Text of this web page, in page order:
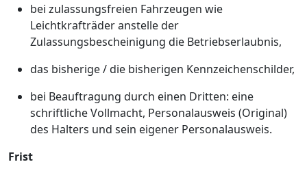
bei zulassungsfreien Fahrzeugen wie
Leichtkrafträder anstelle der
Zulassungsbescheinigung die Betriebserlaubnis,
das bisherige / die bisherigen Kennzeichenschilder,
bei Beauftragung durch einen Dritten: eine
schriftliche Vollmacht, Personalausweis (Original)
des Halters und sein eigener Personalausweis.
Frist